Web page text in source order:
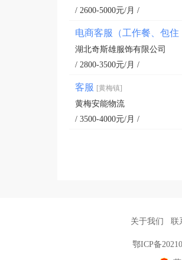
/ 2600-5000元/月 /
电商客服（工作餐、包住
湖北奇斯雄服饰有限公司
/ 2800-3500元/月 /
客服 [黄梅镇]
黄梅安能物流
/ 3500-4000元/月 /
关于我们 联
鄂ICP备